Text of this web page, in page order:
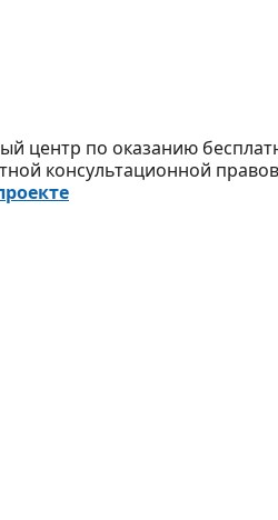
центр по оказанию
консультационной